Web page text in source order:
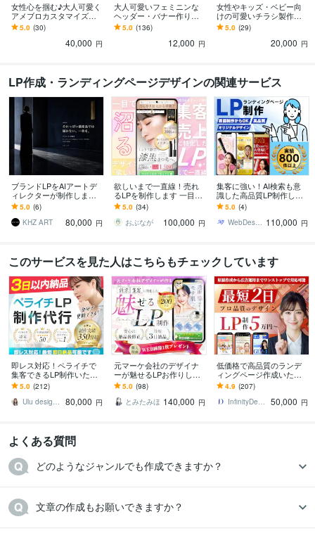
女性心を掴む♪大人可愛く
アメブロカスタマイズし
ます フェミニン・上品・
綺麗め・ママ向けのデザ
インはお任せください
5.0 (30)
40,000 円
大人可愛いフェミニンな
ヘッダー・バナー作りま
す プロ認定★女性心を掴
む上品・綺麗めなデザイ
ンはお任せください
5.0 (136)
12,000 円
女性やキッズ・ベビー向
けの可愛いチラシ製作し
ます 女性デザイナーが優
しい温かみのあるデザイ
ンをご提案します
5.0 (29)
20,000 円
LP作成・ランディングページデザインの関連サービス
ブランドLPをAIアートデ
ィレクターが制作します
"それっぽい量産品"では届
かない、一枚を
5.0 (6)
KHZ ART
80,000 円
欲しいまで一直線！売れ
るLPを制作します 一目で
沼るLP制作【STUDIO／
Wixでも納品可】
5.0 (34)
おぶなが
100,000 円
集客に強い！AI検索も意
識した高品質LP制作しま
す 丸投げOK構成・ライテ
ィング・デザイン・WP構
築まで一貫対応
5.0 (4)
WebDesign研究所 sky 110,000 円
このサービスを見た人はこちらもチェックしています
即レス対応！ペライチで
集客できるLP制作いたし
ます 販売実績340件超｜
安心と信頼の実績で星評
価5獲得しています
5.0 (212)
Ulu design｜ウェブデザイナー
80,000 円
元マーケ会社のデザイナ
ーが魅せるLPお作りしま
す マーケティング視点で
反応を高めるLPを設計！
5.0 (98)
とみたみほ 140,000 円
低価格で高品質のランデ
ィングページ作成いたし
ます ココナラ実績100件
以上の実績ありハイクオ
リティLP制作
4.9 (207)
InfinityDesign1127
50,000 円
よくある質問
どのようなジャンルでも作成できますか？
文章の作成もお願いできますか？